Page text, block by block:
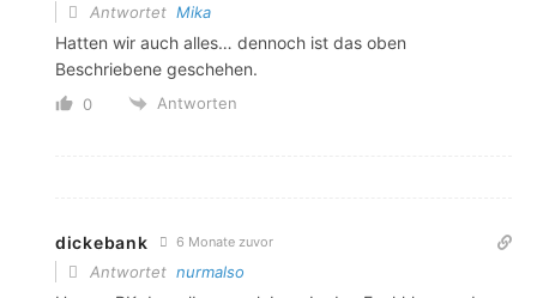
Antwortet Mika
Hatten wir auch alles… dennoch ist das oben
Beschriebene geschehen.
0 Antworten
dickebank 6 Monate zuvor
Antwortet nurmalso